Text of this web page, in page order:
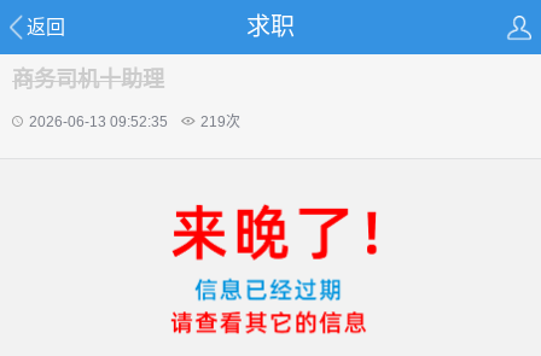
返回 求职
商务司机十助理
2026-06-13 09:52:35 219次